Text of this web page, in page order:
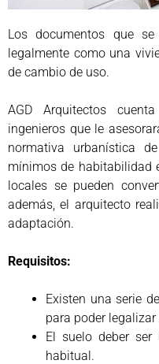
Los documentos que
legalmente como una
de cambio de uso.
AGD Arquitectos
ingenieros que le
normativa urbanística
mínimos de habitabilidad
locales se pueden
además, el arquitecto
adaptación.
Requisitos:
Existen una serie
para poder
El suelo deber ser
habitual.